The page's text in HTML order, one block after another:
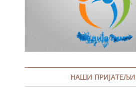
НАШИ ПРИЈАТЕЉИ